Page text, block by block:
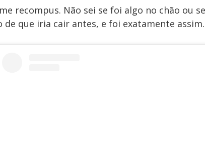
recompus. Não sei se foi algo no chão ou
de que iria cair antes, e foi exatamente